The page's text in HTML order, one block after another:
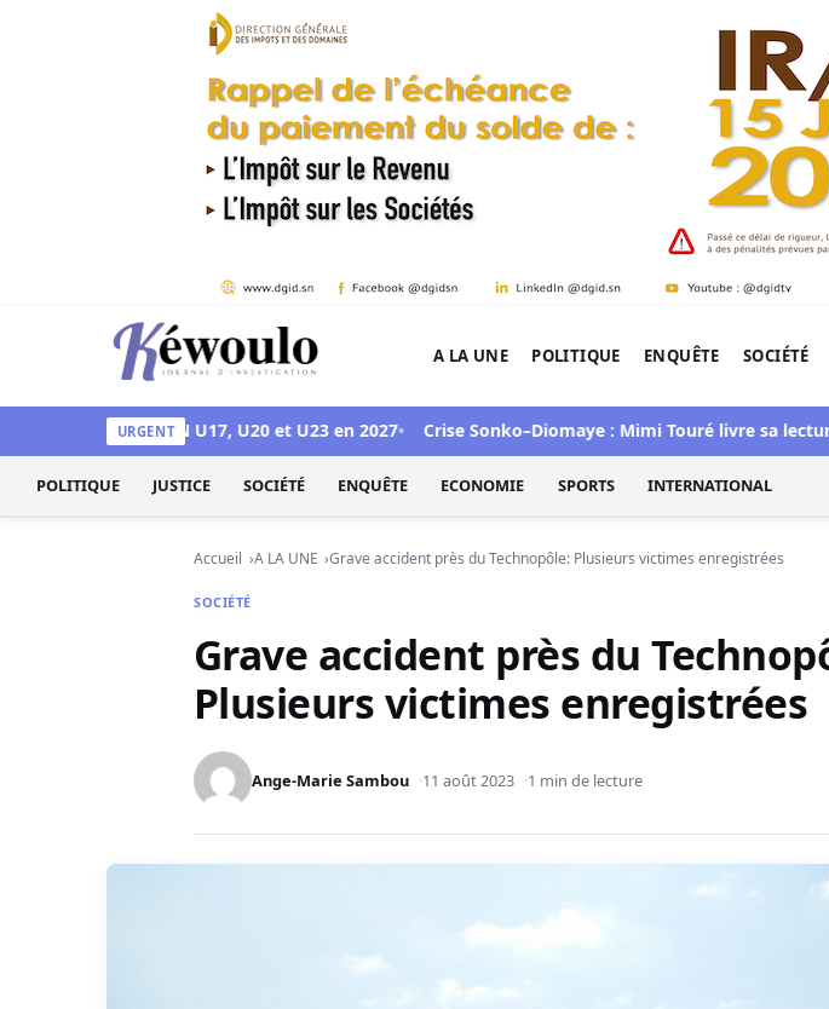
Aller au contenu
Kéwoulo, le premier site d'information et d'investigation de l'Afrique.
A LA UNE POLITIQUE ENQUÊTE SOCIÉTÉ
URGENT
les CAN U17, U20 et U23 en 2027 Crise Sonko–Diomaye : Mimi Touré livre sa lecture
POLITIQUE JUSTICE SOCIÉTÉ ENQUÊTE ECONOMIE SPORTS INTERNATIONAL
Accueil A LA UNE Grave accident près du Technopôle: Plusieurs victimes enregistrées
SOCIÉTÉ
Grave accident près du
Plusieurs victimes enregistrées
Ange-Marie Sambou 11 août 2023 1 min de lecture